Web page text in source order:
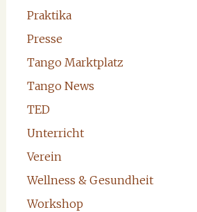
Praktika
Presse
Tango Marktplatz
Tango News
TED
Unterricht
Verein
Wellness & Gesundheit
Workshop